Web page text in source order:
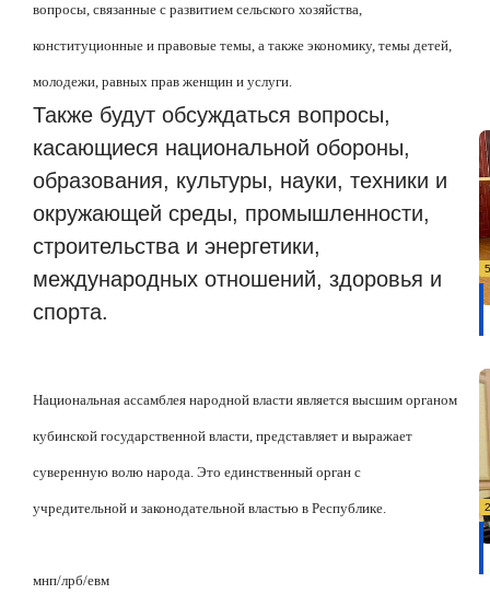
вопросы, связанные с развитием сельского хозяйства,
конституционные и правовые темы, а также экономику, темы детей,
молодежи, равных прав женщин и услуги.
Также будут обсуждаться вопросы,
касающиеся национальной обороны,
образования, культуры, науки, техники и
окружающей среды, промышленности,
строительства и энергетики,
международных отношений, здоровья и
спорта.
Национальная ассамблея народной власти является высшим органом
кубинской государственной власти, представляет и выражает
суверенную волю народа. Это единственный орган с
учредительной и законодательной властью в Республике.
мнп/лрб/евм